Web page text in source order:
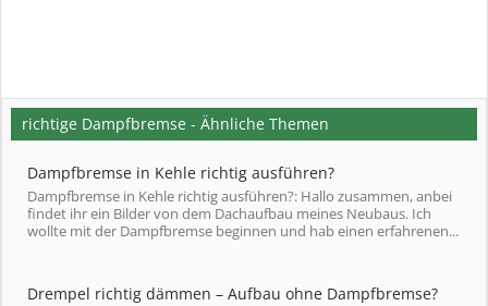
richtige Dampfbremse - Ähnliche Themen
Dampfbremse in Kehle richtig ausführen?
Dampfbremse in Kehle richtig ausführen?: Hallo zusammen, anbei
findet ihr ein Bilder von dem Dachaufbau meines Neubaus. Ich
wollte mit der Dampfbremse beginnen und hab einen erfahrenen...
Drempel richtig dämmen – Aufbau ohne Dampfbremse?